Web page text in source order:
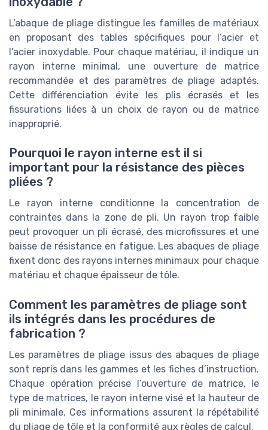
L’abaque de pliage distingue les familles de matériaux
en proposant des tables spécifiques pour l’acier et
l’acier inoxydable. Pour chaque matériau, il indique un
rayon interne minimal, une ouverture de matrice
recommandée et des paramètres de pliage adaptés.
Cette différenciation évite les plis écrasés et les
fissurations liées à un choix de rayon ou de matrice
inapproprié.
Pourquoi le rayon interne est il si
important pour la résistance des pièces
pliées ?
Le rayon interne conditionne la concentration de
contraintes dans la zone de pli. Un rayon trop faible
peut provoquer un pli écrasé, des microfissures et une
baisse de résistance en fatigue. Les abaques de pliage
fixent donc des rayons internes minimaux pour chaque
matériau et chaque épaisseur de tôle.
Comment les paramètres de pliage sont
ils intégrés dans les procédures de
fabrication ?
Les paramètres de pliage issus des abaques de pliage
sont repris dans les gammes et les fiches d’instruction.
Chaque opération précise l’ouverture de matrice, le
type de matrices, le rayon interne visé et la hauteur de
pli minimale. Ces informations assurent la répétabilité
du pliage de tôle et la conformité aux règles de calcul.